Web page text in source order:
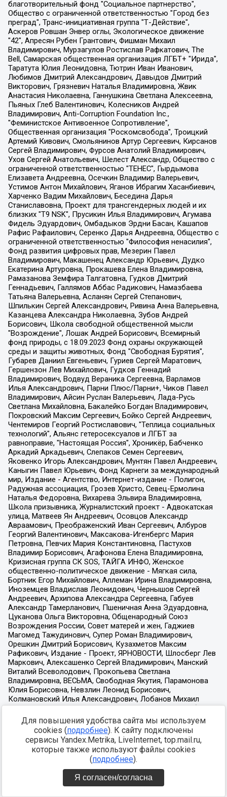
Для повышения удобства сайта мы используем
cookies (подробнее). К сайту подключены
сервисы Yandex.Metrika, LiveInternet, top.mail.ru,
которые также используют файлы cookies
(подробнее).
Я согласен/согласна